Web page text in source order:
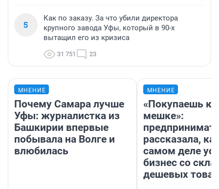
5
Как по заказу. За что убили директора
крупного завода Уфы, который в 90-х
вытащил его из кризиса
31 751 23
МНЕНИЕ
Почему Самара лучше
Уфы: журналистка из
Башкирии впервые
побывала на Волге и
влюбилась
МНЕНИЕ
«Покупаешь
мешке»:
рассказала,
самом деле
бизнес со
дешевых